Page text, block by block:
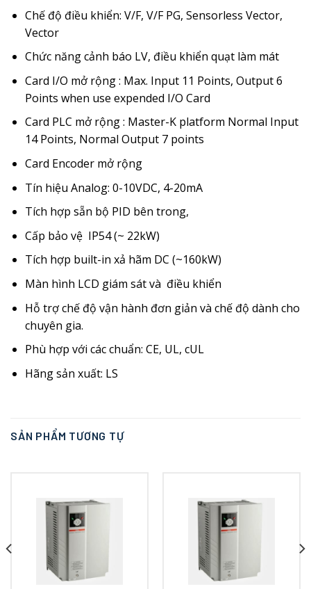
Chế độ điều khiển: V/F, V/F PG, Sensorless Vector,
Vector
Chức năng cảnh báo LV, điều khiển quạt làm mát
Card I/O mở rộng : Max. Input 11 Points, Output 6
Points when use expended I/O Card
Card PLC mở rộng : Master-K platform Normal Input
14 Points, Normal Output 7 points
Card Encoder mở rộng
Tín hiệu Analog: 0-10VDC, 4-20mA
Tích hợp sẵn bộ PID bên trong,
Cấp bảo vệ IP54 (~ 22kW)
Tích hợp built-in xả hãm DC (~160kW)
Màn hình LCD giám sát và điều khiển
Hỗ trợ chế độ vận hành đơn giản và chế độ dành cho
chuyên gia.
Phù hợp với các chuẩn: CE, UL, cUL
Hãng sản xuất: LS
SẢN PHẨM TƯƠNG TỰ